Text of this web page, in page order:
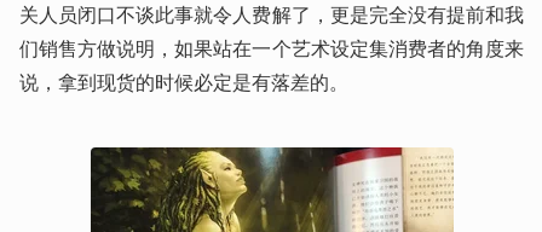
关人员闭口不谈此事就令人费解了，更是完全没有提前和我
们销售方做说明，如果站在一个艺术设定集消费者的角度来
说，拿到现货的时候必定是有落差的。